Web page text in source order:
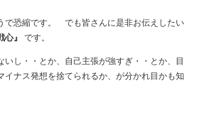
で恐縮です。 でも皆さんに是非お伝えしたい
心』 です。
し・・とか、自己主張が強すぎ・・とか、目
ナス発想を捨てられるか、が分かれ目かも知